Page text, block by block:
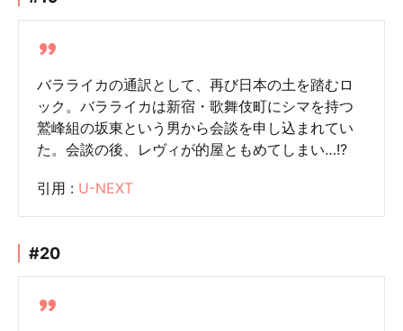
バラライカの通訳として、再び日本の土を踏むロ
ック。バラライカは新宿・歌舞伎町にシマを持つ
鷲峰組の坂東という男から会談を申し込まれてい
た。会談の後、レヴィが的屋ともめてしまい…!?
引用 : U-NEXT
#20